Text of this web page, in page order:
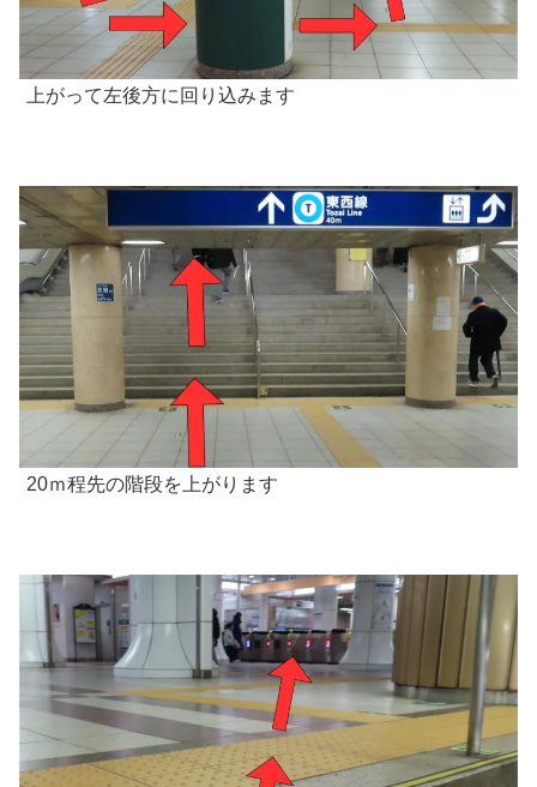
上がって左後方に回り込みます
20ｍ程先の階段を上がります